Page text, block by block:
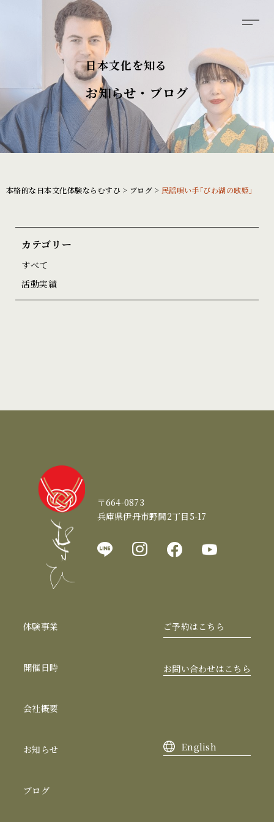
日本文化を知る
お知らせ・ブログ
本格的な日本文化体験ならむすひ > ブログ > 民謡唄い手｢びわ湖の歌姫｣
カテゴリー
すべて
活動実績
〒664-0873
兵庫県伊丹市野間2丁目5-17
体験事業
開催日時
会社概要
お知らせ
ブログ
ご予約はこちら
お問い合わせはこちら
English